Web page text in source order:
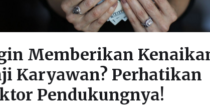
Memberikan
Karyawan? Perhatikan
Pendukungnya!